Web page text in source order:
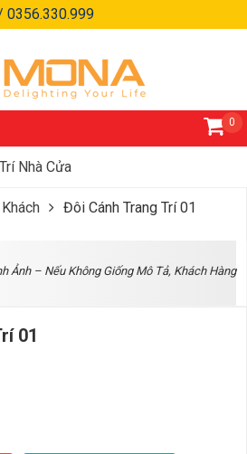
0356.330.999
0
Nhà Cửa
Đôi Cánh Trang Trí 01
Ảnh – Nếu Không Giống Mô Tả, Khách Hàng
01